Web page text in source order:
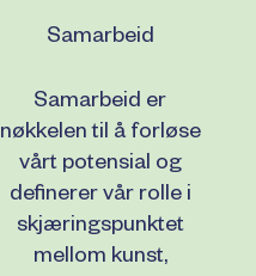
Samarbeid
Samarbeid er
nøkkelen til å forløse
vårt potensial og
definerer vår rolle i
skjæringspunktet
mellom kunst,